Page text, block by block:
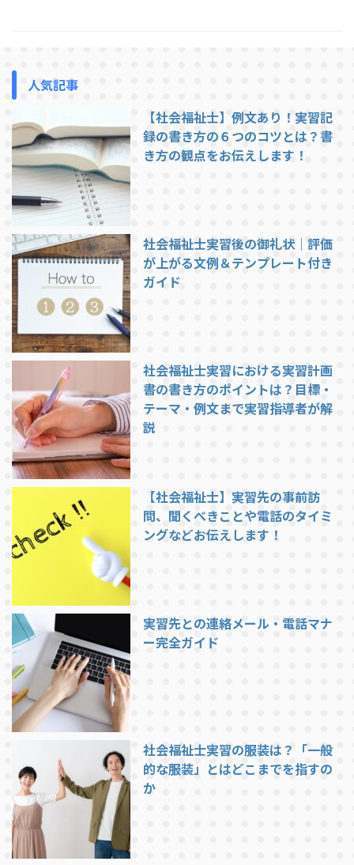
から実習に行く方がイメージをつ
会福祉協議会での実習は、基本的
には職員と同じ時間帯で行われま
す。ここでは一例として、典型的
...
人気記事
【社会福祉士】例文あり！実習記
録の書き方の６つのコツとは？書
き方の観点をお伝えします！
社会福祉士実習後の御礼状｜評価
が上がる文例＆テンプレート付き
ガイド
社会福祉士実習における実習計画
書の書き方のポイントは？目標・
テーマ・例文まで実習指導者が解
説
【社会福祉士】実習先の事前訪
問、聞くべきことや電話のタイミ
ングなどお伝えします！
実習先との連絡メール・電話マナ
ー完全ガイド
社会福祉士実習の服装は？「一般
的な服装」とはどこまでを指すの
か